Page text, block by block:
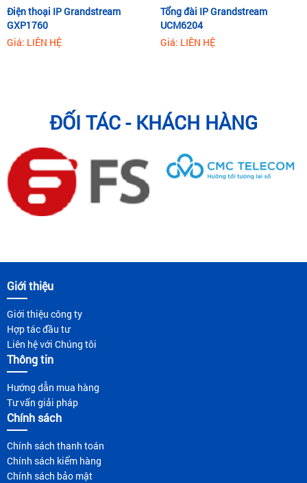
Điện thoại IP Grandstream
GXP1760
Giá: LIÊN HỆ
Tổng đài IP Grandstream
UCM6204
Giá: LIÊN HỆ
ĐỐI TÁC - KHÁCH HÀNG
Giới thiệu
Giới thiệu công ty
Hợp tác đầu tư
Liên hệ với Chúng tôi
Thông tin
Hướng dẫn mua hàng
Tư vấn giải pháp
Chính sách
Chính sách thanh toán
Chính sách kiểm hàng
Chính sách bảo mật